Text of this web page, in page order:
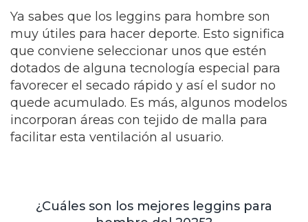
Ya sabes que los leggins para hombre son
muy útiles para hacer deporte. Esto significa
que conviene seleccionar unos que estén
dotados de alguna tecnología especial para
favorecer el secado rápido y así el sudor no
quede acumulado. Es más, algunos modelos
incorporan áreas con tejido de malla para
facilitar esta ventilación al usuario.
¿Cuáles son los mejores leggins para